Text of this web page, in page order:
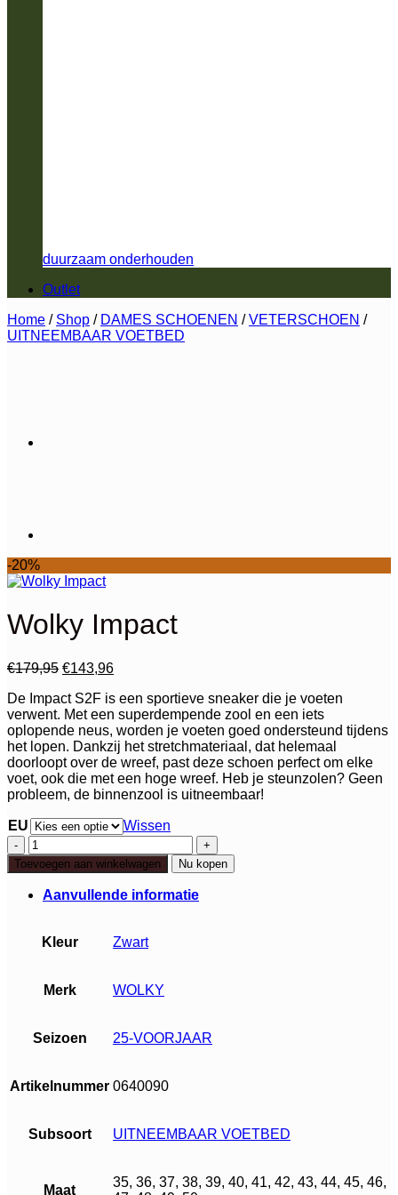
duurzaam onderhouden
Outlet
Home / Shop / DAMES SCHOENEN / VETERSCHOEN /
UITNEEMBAAR VOETBED
-20%
Wolky Impact
€179,95 Oorspronkelijke
was:
€179,95.
€143,96Huidige
is:
€143,96.
De Impact S2F is een sportieve sneaker die je voeten
verwent. Met een superdempende zool en een iets
oplopende neus, worden je voeten goed ondersteund tijdens
het lopen. Dankzij het stretchmateriaal, dat helemaal
doorloopt over de wreef, past deze schoen perfect om elke
voet, ook die met een hoge wreef. Heb je steunzolen? Geen
probleem, de binnenzool is uitneembaar!
EU
Wissen
Wolky
Impact
aantal
Toevoegen aan winkelwagen Nu kopen
Aanvullende informatie
Kleur Zwart
Merk WOLKY
Seizoen 25-VOORJAAR
Artikelnummer 0640090
Subsoort UITNEEMBAAR VOETBED
Maat
35, 36, 37, 38, 39, 40, 41, 42, 43, 44, 45, 46,